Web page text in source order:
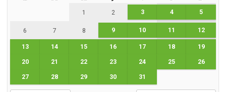
1 2 3 4 5
6 7 8 9 10 11 12
13 14 15 16 17 18 19
20 21 22 23 24 25 26
27 28 29 30 31